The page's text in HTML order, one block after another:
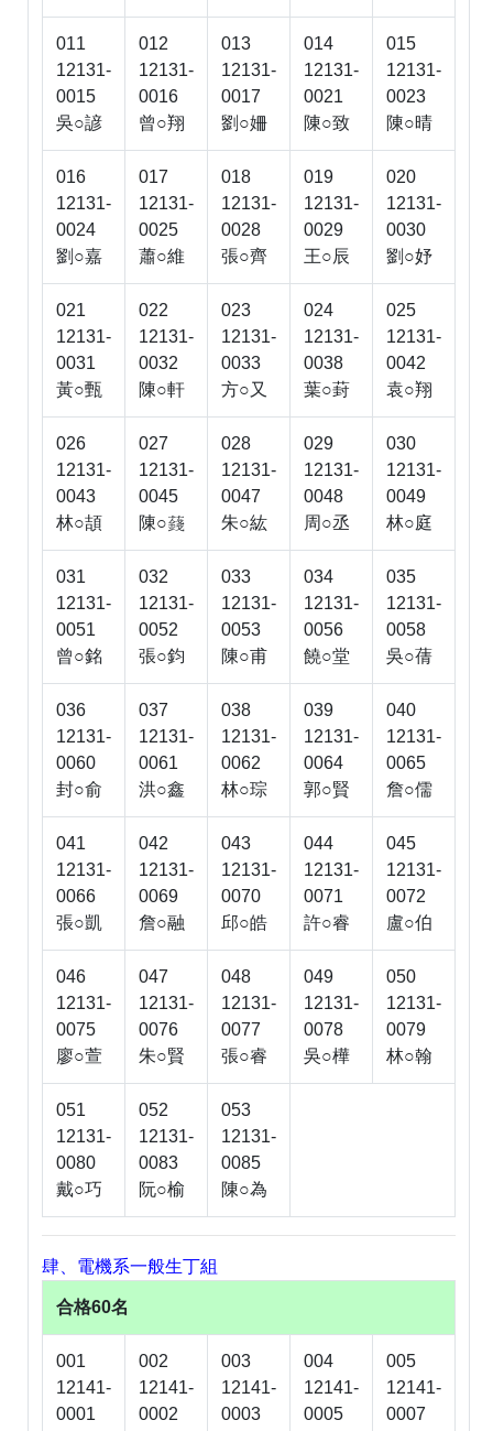
011
12131-
0015
吳○諺
012
12131-
0016
曾○翔
013
12131-
0017
劉○姍
014
12131-
0021
陳○致
015
12131-
0023
陳○晴
016
12131-
0024
劉○嘉
017
12131-
0025
蕭○維
018
12131-
0028
張○齊
019
12131-
0029
王○辰
020
12131-
0030
劉○妤
021
12131-
0031
黃○甄
022
12131-
0032
陳○軒
023
12131-
0033
方○又
024
12131-
0038
葉○葑
025
12131-
0042
袁○翔
026
12131-
0043
林○頡
027
12131-
0045
陳○
028
12131-
0047
朱○紘
029
12131-
0048
周○丞
030
12131-
0049
林○庭
031
12131-
0051
曾○銘
032
12131-
0052
張○鈞
033
12131-
0053
陳○甫
034
12131-
0056
饒○堂
035
12131-
0058
吳○蒨
036
12131-
0060
封○俞
037
12131-
0061
洪○鑫
038
12131-
0062
林○琮
039
12131-
0064
郭○賢
040
12131-
0065
詹○儒
041
12131-
0066
張○凱
042
12131-
0069
詹○融
043
12131-
0070
邱○皓
044
12131-
0071
許○睿
045
12131-
0072
盧○伯
046
12131-
0075
廖○萱
047
12131-
0076
朱○賢
048
12131-
0077
張○睿
049
12131-
0078
吳○樺
050
12131-
0079
林○翰
051
12131-
0080
戴○巧
052
12131-
0083
阮○榆
053
12131-
0085
陳○為
肆、電機系一般生丁組
合格60名
001
12141-
0001
002
12141-
0002
003
12141-
0003
004
12141-
0005
005
12141-
0007